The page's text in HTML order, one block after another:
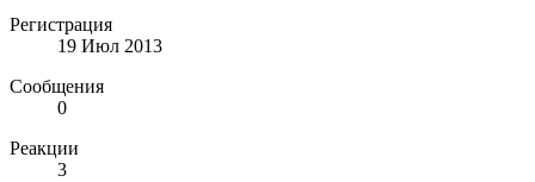
Регистрация
19 Июл 2013
Сообщения
0
Реакции
3